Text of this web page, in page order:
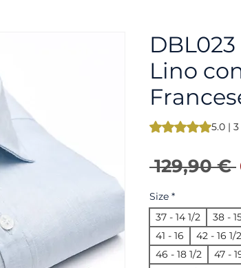
Lino
Sulla base di 35.0 |
129,90 €
Size *
37 - 14 1/2
38 -
41 - 16
42 - 16 1/2
46 - 18 1/2
47 -